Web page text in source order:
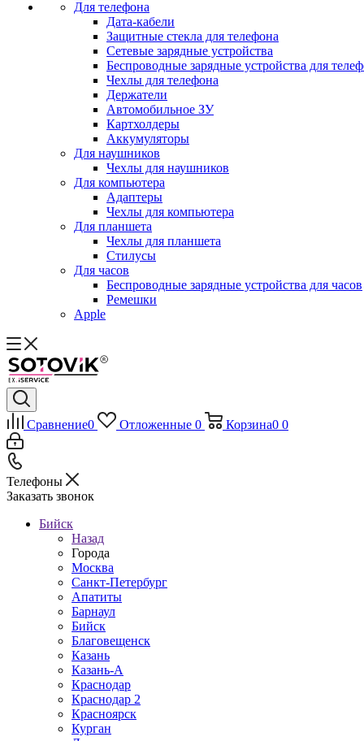
Для телефона
Дата-кабели
Защитные стекла для телефона
Сетевые зарядные устройства
Беспроводные зарядные устройства для
Чехлы для телефона
Держатели
Автомобильное ЗУ
Картхолдеры
Аккумуляторы
Для наушников
Чехлы для наушников
Для компьютера
Адаптеры
Чехлы для компьютера
Для планшета
Чехлы для планшета
Стилусы
Для часов
Беспроводные зарядные устройства для часов
Ремешки
Apple
Сравнение0 Отложенные 0 Корзина0 0
Телефоны
Заказать звонок
Бийск
Назад
Города
Москва
Санкт-Петербург
Апатиты
Барнаул
Бийск
Благовещенск
Казань
Казань-А
Краснодар
Краснодар 2
Красноярск
Курган